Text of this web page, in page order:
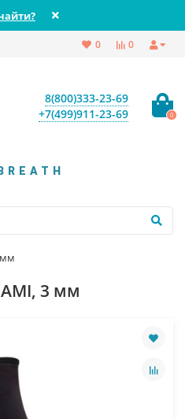
0
0
8(800)333-23-69
+7(499)911-23-69
0
мм
3 мм